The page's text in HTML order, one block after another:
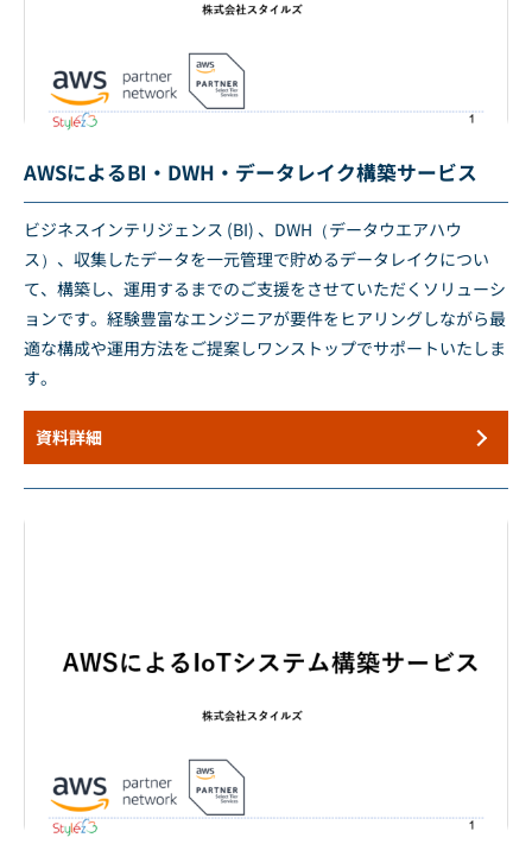
資料詳細
AWSによるBI・DWH・データレイク構築サービス
ビジネスインテリジェンス (BI) 、DWH（データウエアハウ
ス）、収集したデータを一元管理で貯めるデータレイクについ
て、構築し、運用するまでのご支援をさせていただくソリューシ
ョンです。経験豊富なエンジニアが要件をヒアリングしながら最
適な構成や運用方法をご提案しワンストップでサポートいたしま
す。